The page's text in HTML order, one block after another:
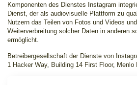
Komponenten des Dienstes Instagram
Dienst, der als audiovisuelle Plattform zu
Nutzern das Teilen von Fotos und Videos
Weiterverbreitung solcher Daten in anderen
ermöglicht.
Betreibergesellschaft der Dienste von
1 Hacker Way, Building 14 First Floor, Menlo